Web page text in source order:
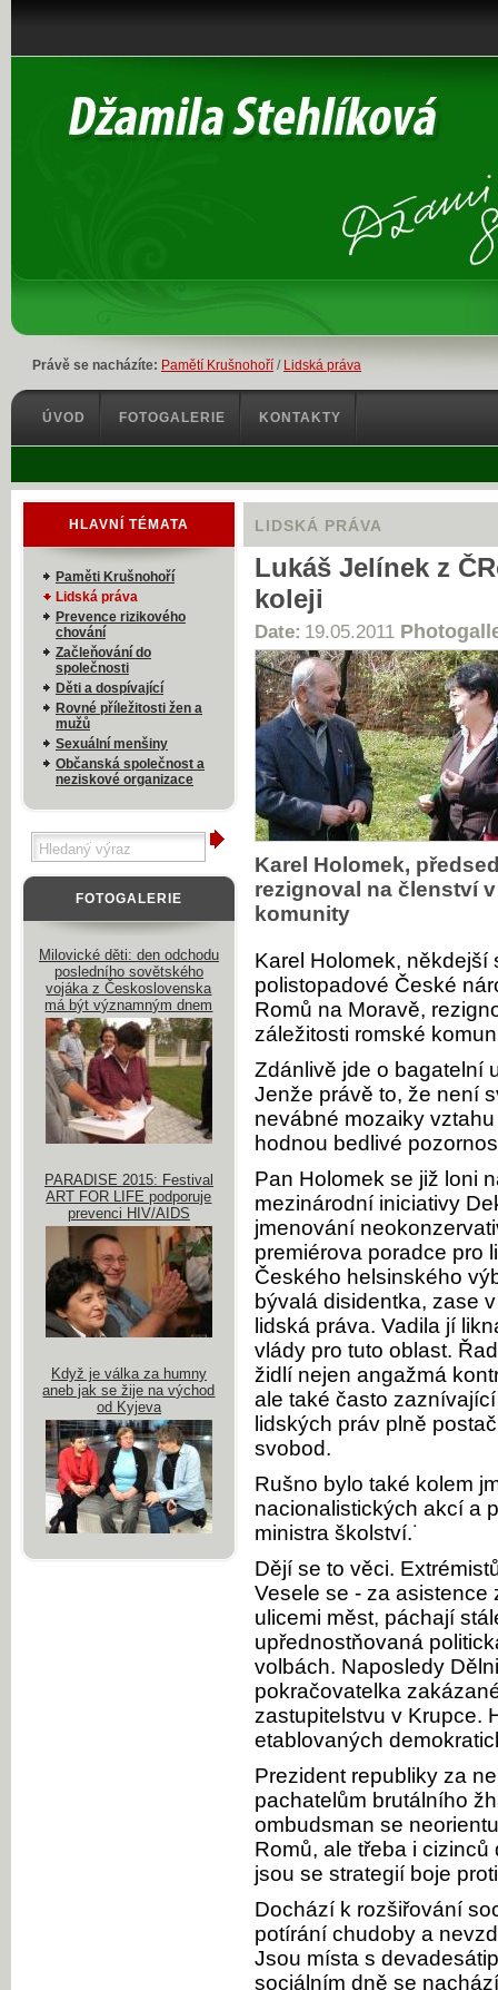
Právě se nacházíte: Pamětí Krušnohoří / Lidská práva
LIDSKÁ PRÁVA
Lukáš Jelínek z
koleji
Date: 19.05.2011
Karel Holomek,
rezignoval na členství
komunity
Karel Holomek, někdejší
polistopadové České
Romů na Moravě,
záležitosti romské
Zdánlivě jde o bagatelní
Jenže právě to, že není
nevábné mozaiky
hodnou bedlivé
Pan Holomek se již loni
mezinárodní iniciativy
jmenování
premiérova poradce pro
Českého helsinského
bývalá disidentka, zase
lidská práva. Vadila jí
vlády pro tuto oblast.
židlí nejen angažmá
ale také často
lidských práv plně
svobod.
Rušno bylo také kolem
nacionalistických akcí a
ministra školství.˙
Dějí se to věci.
Vesele se - za asistence
ulicemi měst, páchají
upřednostňovaná
volbách. Naposledy
pokračovatelka
zastupitelstvu v Krupce.
etablovaných
Prezident republiky za
pachatelům brutálního
ombudsman se
Romů, ale třeba i
jsou se strategií boje
Dochází k rozšiřování
potírání chudoby a
Jsou místa s
sociálním dně se
HLAVNÍ TÉMATA
Paměti Krušnohoří
Lidská práva
Prevence rizikového
chování
Začleňování do
společnosti
Děti a dospívající
Rovné příležitosti žen a
mužů
Sexuální menšiny
Občanská společnost a
neziskové organizace
FOTOGALERIE
Milovické děti: den odchodu
posledního sovětského
vojáka z Československa
má být významným dnem
PARADISE 2015: Festival
ART FOR LIFE podporuje
prevenci HIV/AIDS
Když je válka za humny
aneb jak se žije na východ
od Kyjeva
ÚVOD FOTOGALERIE KONTAKTY